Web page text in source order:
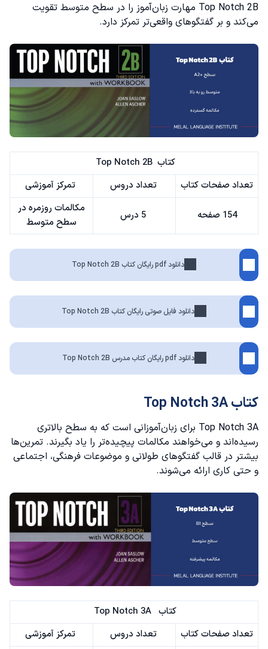
Top Notch 2B مهارت زبان‌آموز را در سطح متوسط تقویت
می‌کند و بر گفتگوهای واقعی‌تر تمرکز دارد.
کتاب Top Notch 2B
تعداد صفحات کتاب
تعداد دروس تمرکز آموزشی
154 صفحه
مکالمات روزمره در
سطح متوسط
دانلود pdf رایگان کتاب Top Notch 2B
دانلود فایل صوتی رایگان کتاب Top Notch 2B
دانلود pdf رایگان کتاب مدرس Top Notch 2B
کتاب Top Notch 3A
Top Notch 3A برای زبان‌آموزانی است که به سطح بالاتری
رسیده‌اند و می‌خواهند مکالمات پیچیده‌تر را یاد بگیرند. تمرین‌ها
بیشتر در قالب گفتگوهای طولانی و موضوعات فرهنگی، اجتماعی
و حتی کاری ارائه می‌شوند.
کتاب Top Notch 3A
تعداد صفحات کتاب
تعداد دروس تمرکز آموزشی